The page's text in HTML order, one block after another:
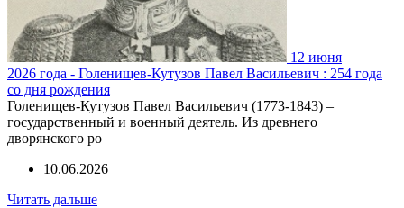
12 июня
2026 года - Голенищев-Кутузов Павел Васильевич : 254 года
со дня рождения
Голенищев-Кутузов Павел Васильевич (1773-1843) –
государственный и военный деятель. Из древнего
дворянского ро
10.06.2026
Читать дальше